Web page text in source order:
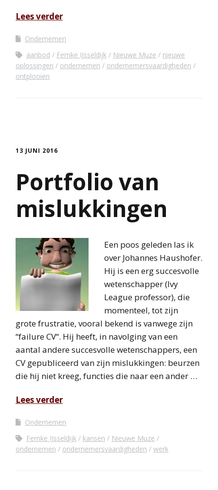
Lees verder
Ondernemen
aanbod
Femke IJsseldijk Nieuwe Muze
nieuwe
oplossingen
ondernemen
ondernemersvaardigheden
ontplooien
13 JUNI 2016
Portfolio van
mislukkingen
Een poos geleden las ik
over Johannes Haushofer.
Hij is een erg succesvolle
wetenschapper (Ivy
League professor), die
momenteel, tot zijn
grote frustratie, vooral bekend is vanwege zijn
“failure CV“. Hij heeft, in navolging van een
aantal andere succesvolle wetenschappers, een
CV gepubliceerd van zijn mislukkingen: beurzen
die hij niet kreeg, functies die naar een ander …
Lees verder
Ondernemen
Femke IJsseldijk
kansen
Nieuwe Muze
ondernemen
ondernemersvaardigheden werk